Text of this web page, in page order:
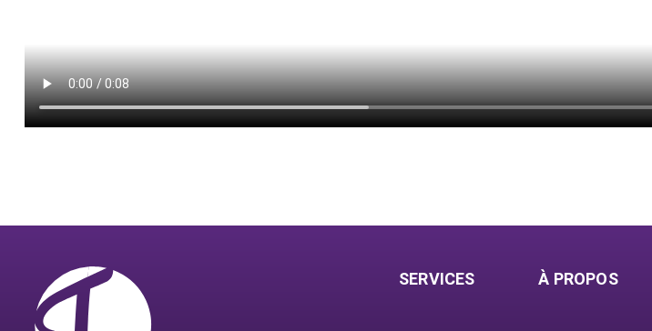
SERVICES À PROPOS